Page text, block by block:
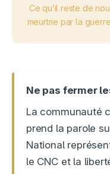
Ce qu’il reste de
meurtrie par la guerre
Ne pas fermer
La communauté
prend la parole
National
le CNC et la